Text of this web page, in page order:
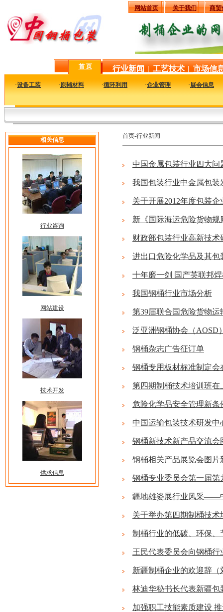
网站首页 关于我们 商贸
首 页 行业新闻 | 工艺技术 | 市场信
·设备工装 ·原辅材料 ·循环利用 ·企业管理 ·展会信息
相关信息
行业咨询
网站建设
技术开发
供求信息
首页-行业新闻
中国金属包装行业四大问
我国包装行业中金属包装
关于开展2012年度包装
新《国际海运危险货物规
财政部包装行业高新技
进出口危险化学品及其
十年磨一剑 国产英联邦
我国钢桶行业市场分析
第39届联合国危险货物
泛亚洲钢桶协会（AOSD
钢桶杂志广告征订单
钢桶专用板材标准制定会
第四期制桶技术培训班在
危险化学品安全管理新条
中国运输包装技术研发
钢桶新技术新产品交流会
钢桶相关产品展览会图片
钢桶专业委员会第一届第
疆地雄姿展行业风采——
关于举办第四期制桶技术
制桶行业的低碳、环保
王民代表委员会向钢桶行
新疆制桶企业的欢迎辞（
林迪华秘书长代表新疆
加强职工技能素质建设